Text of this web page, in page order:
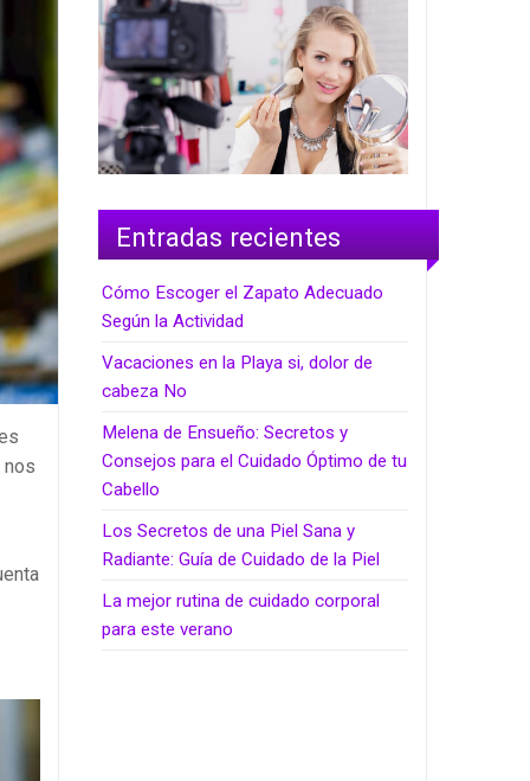
nos
Entradas recientes
Cómo Escoger el Zapato Adecuado
Según la Actividad
Vacaciones en la Playa si, dolor de
cabeza No
Melena de Ensueño: Secretos y
Consejos para el Cuidado Óptimo de tu
Cabello
Los Secretos de una Piel Sana y
Radiante: Guía de Cuidado de la Piel
La mejor rutina de cuidado corporal
para este verano